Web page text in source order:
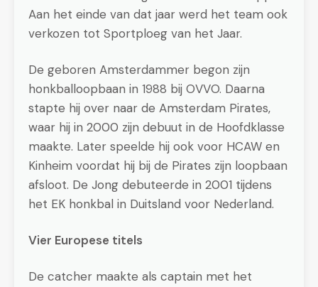
Aan het einde van dat jaar werd het team ook
verkozen tot Sportploeg van het Jaar.
De geboren Amsterdammer begon zijn
honkballoopbaan in 1988 bij OVVO. Daarna
stapte hij over naar de Amsterdam Pirates,
waar hij in 2000 zijn debuut in de Hoofdklasse
maakte. Later speelde hij ook voor HCAW en
Kinheim voordat hij bij de Pirates zijn loopbaan
afsloot. De Jong debuteerde in 2001 tijdens
het EK honkbal in Duitsland voor Nederland.
Vier Europese titels
De catcher maakte als captain met het